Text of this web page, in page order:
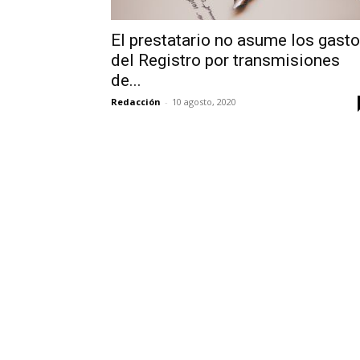
El prestatario no asume los
del Registro por transmisiones
de...
Redacción - 10 agosto, 2020